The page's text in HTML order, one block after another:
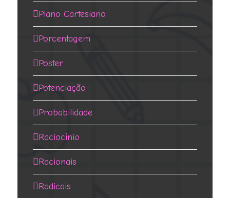
Plano Cartesiano
Porcentagem
Poster
Potenciação
Probabilidade
Raciocínio
Racionais
Radicais